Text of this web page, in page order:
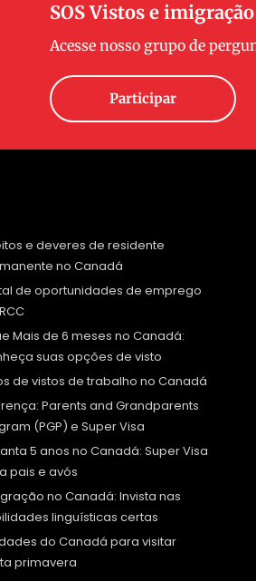
SOS Vistos e imigração
Acesse nosso grupo de
Participar
e deveres de residente
no Canadá
de oportunidades de emprego
Mais de 6 meses no Canadá:
suas opções de visto
de vistos de trabalho no Canadá
Parents and Grandparents
(PGP) e Super Visa
5 anos no Canadá: Super Visa
pais e avós
no Canadá: Invista nas
linguísticas certas
do Canadá para visitar
primavera